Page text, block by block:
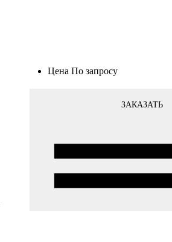
Цена По запросу
ЗАКАЗАТЬ